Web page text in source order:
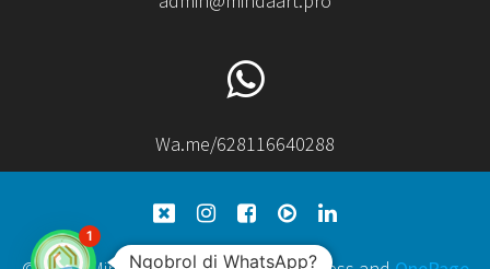
Wa.me/628116640288
Ngobrol di WhatsApp?
1